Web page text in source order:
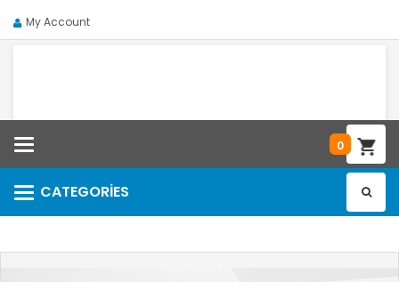
My Account
0
CATEGORIES
Categories